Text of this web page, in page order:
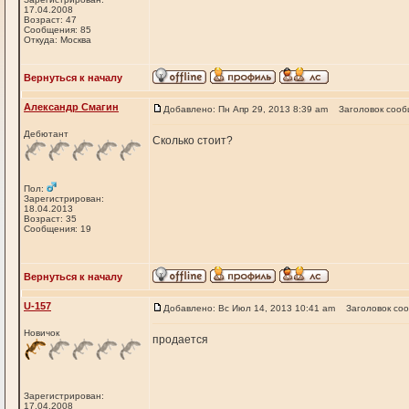
17.04.2008
Возраст: 47
Сообщения: 85
Откуда: Москва
Вернуться к началу
Александр Смагин
Дебютант
Пол:
Зарегистрирован:
18.04.2013
Возраст: 35
Сообщения: 19
Добавлено: Пн Апр 29, 2013 8:39 am Заголовок
Сколько стоит?
Вернуться к началу
U-157
Новичок
Зарегистрирован:
17.04.2008
Добавлено: Вс Июл 14, 2013 10:41 am Заголовок
продается